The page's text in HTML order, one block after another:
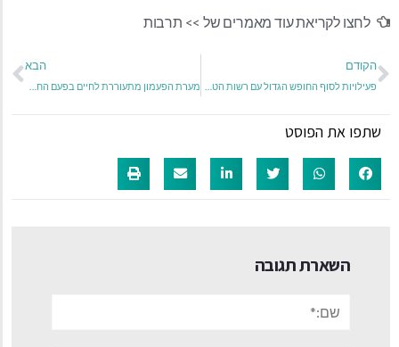
לחצו לקריאת עוד מאמרים של >> תרבות
הקודם הבא
שתפו את הפוסט
השארת תגובה